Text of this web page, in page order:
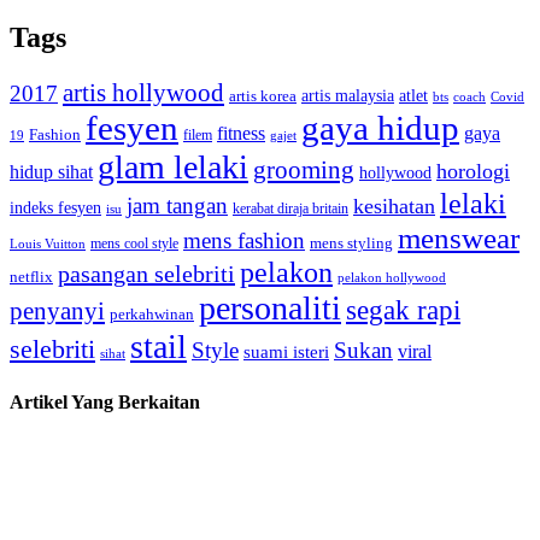
Tags
2017 artis hollywood artis korea artis malaysia atlet bts coach Covid
19 Fashion fesyen filem fitness gajet gaya hidup gaya
hidup sihat glam lelaki grooming hollywood horologi
indeks fesyen isu jam tangan kerabat diraja britain kesihatan lelaki
Louis Vuitton mens cool style mens fashion mens styling menswear
netflix pasangan selebriti pelakon pelakon hollywood
penyanyi perkahwinan personaliti segak rapi
selebriti sihat stail Style suami isteri Sukan viral
Artikel Yang Berkaitan